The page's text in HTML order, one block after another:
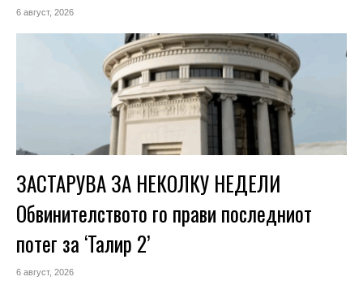
6 август, 2026
ЗАСТАРУВА ЗА НЕКОЛКУ НЕДЕЛИ
Обвинителството го прави последниот
потег за ‘Талир 2’
6 август, 2026